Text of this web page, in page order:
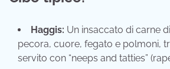
Haggis: Un insaccato di carne di
pecora, cuore, fegato e polmoni,
servito con “neeps and tatties”